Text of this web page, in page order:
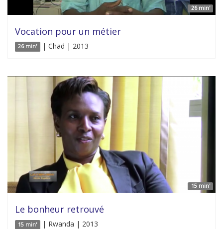
26 min'
Vocation pour un métier
26 min' | Chad | 2013
15 min'
Le bonheur retrouvé
15 min' | Rwanda | 2013